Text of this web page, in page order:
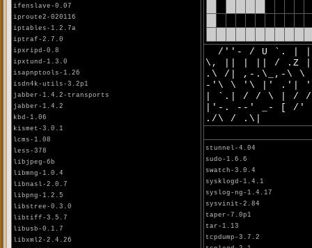
ifenslave-0.07
iproute2-020116
iptables-1.2.7a
iptraf-2.7.0
ipxripd-0.8
ipxtund-1.3.0
isapnptools-1.26
isdn4k-utils-3.2p1
jabber-1.4.2-transports
jabber-1.4.2
kbd-1.06
kismet-3.0.1
lcms-1.08
less-378
libjpeg-6b
libmng-1.0.4
libnasl-2.0.7
libpng-1.2.5
libstree-0.3.0
libtiff-3.5.7
libusb-0.1.7
libxml2-2.4.26
/''- / U `. |
\, || | || / .Z
.\ /| ,-.\_,-\
-'\ \ '\ |' .'|
| `.| / / \ | /
|'-. --' _- [ /'
./\ / .\|
stunnel-4.04
sudo-1.6.6
swatch-3.0.4
sysklogd-1.4.1
syslog-ng-1.4.17
sysvinit-2.84
taper-7.0p1
tar-1.13
tcpdump-3.7.2